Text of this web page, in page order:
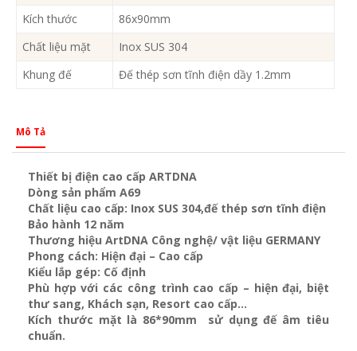
Kích thước
86x90mm
Chất liệu mặt
Inox SUS 304
Khung đế
Đế thép sơn tĩnh điện dầy 1.2mm
Mô Tả
Thiết bị điện cao cấp ARTDNA
Dòng sản phẩm A69
Chất liệu cao cấp: Inox SUS 304,đế thép sơn tĩnh điện
Bảo hành 12 năm
Thương hiệu ArtDNA Công nghệ/ vật liệu GERMANY
Phong cách: Hiện đại – Cao cấp
Kiểu lắp gép: Cố định
Phù hợp với các công trình cao cấp – hiện đại, biệt
thư sang, Khách sạn, Resort cao cấp…
Kích thước mặt là 86*90mm sử dụng đế âm tiêu
chuẩn.